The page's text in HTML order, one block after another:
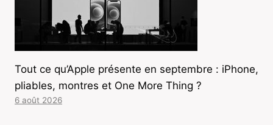
Tout ce qu’Apple présente en septembre : iPhone,
pliables, montres et One More Thing ?
6 août 2026